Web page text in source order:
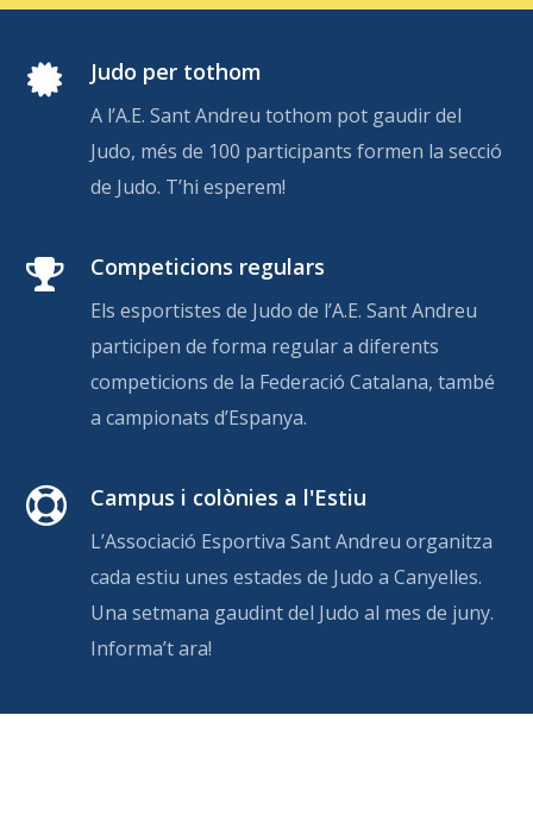
Judo per tothom
A l’A.E. Sant Andreu tothom pot gaudir del
Judo, més de 100 participants formen la secció
de Judo. T’hi esperem!
Competicions regulars
Els esportistes de Judo de l’A.E. Sant Andreu
participen de forma regular a diferents
competicions de la Federació Catalana, també
a campionats d’Espanya.
Campus i colònies a l'Estiu
L’Associació Esportiva Sant Andreu organitza
cada estiu unes estades de Judo a Canyelles.
Una setmana gaudint del Judo al mes de juny.
Informa’t ara!